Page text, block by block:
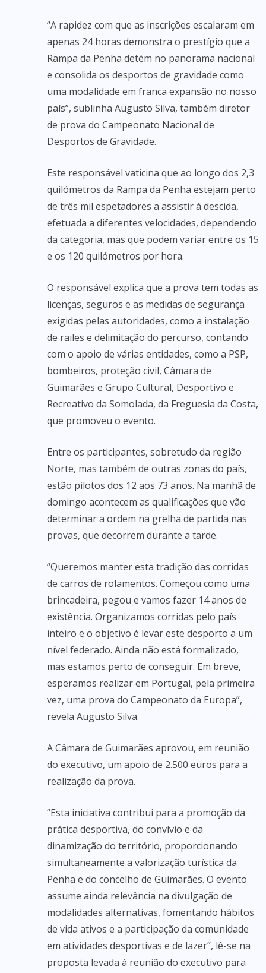
“A rapidez com que as inscrições escalaram em
apenas 24 horas demonstra o prestígio que a
Rampa da Penha detém no panorama nacional
e consolida os desportos de gravidade como
uma modalidade em franca expansão no nosso
país”, sublinha Augusto Silva, também diretor
de prova do Campeonato Nacional de
Desportos de Gravidade.
Este responsável vaticina que ao longo dos 2,3
quilómetros da Rampa da Penha estejam perto
de três mil espetadores a assistir à descida,
efetuada a diferentes velocidades, dependendo
da categoria, mas que podem variar entre os 15
e os 120 quilómetros por hora.
O responsável explica que a prova tem todas as
licenças, seguros e as medidas de segurança
exigidas pelas autoridades, como a instalação
de railes e delimitação do percurso, contando
com o apoio de várias entidades, como a PSP,
bombeiros, proteção civil, Câmara de
Guimarães e Grupo Cultural, Desportivo e
Recreativo da Somolada, da Freguesia da Costa,
que promoveu o evento.
Entre os participantes, sobretudo da região
Norte, mas também de outras zonas do país,
estão pilotos dos 12 aos 73 anos. Na manhã de
domingo acontecem as qualificações que vão
determinar a ordem na grelha de partida nas
provas, que decorrem durante a tarde.
“Queremos manter esta tradição das corridas
de carros de rolamentos. Começou como uma
brincadeira, pegou e vamos fazer 14 anos de
existência. Organizamos corridas pelo país
inteiro e o objetivo é levar este desporto a um
nível federado. Ainda não está formalizado,
mas estamos perto de conseguir. Em breve,
esperamos realizar em Portugal, pela primeira
vez, uma prova do Campeonato da Europa”,
revela Augusto Silva.
A Câmara de Guimarães aprovou, em reunião
do executivo, um apoio de 2.500 euros para a
realização da prova.
“Esta iniciativa contribui para a promoção da
prática desportiva, do convívio e da
dinamização do território, proporcionando
simultaneamente a valorização turística da
Penha e do concelho de Guimarães. O evento
assume ainda relevância na divulgação de
modalidades alternativas, fomentando hábitos
de vida ativos e a participação da comunidade
em atividades desportivas e de lazer”, lê-se na
proposta levada à reunião do executivo para